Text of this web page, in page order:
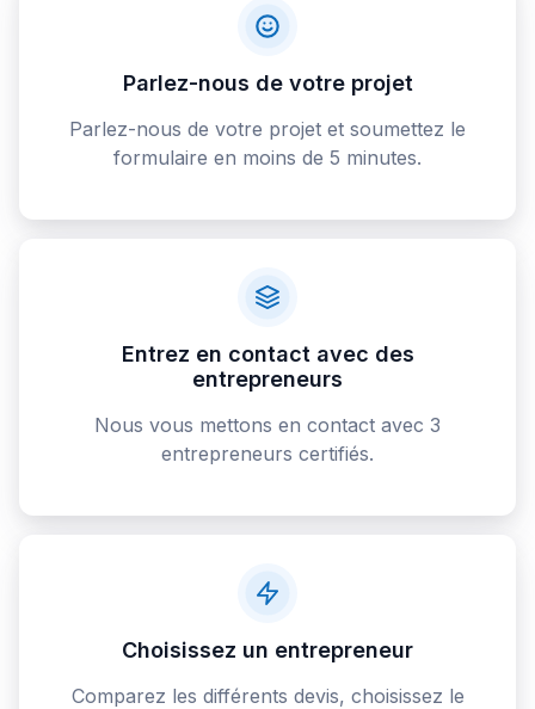
Parlez-nous de votre projet
Parlez-nous de votre projet et soumettez le
formulaire en moins de 5 minutes.
Entrez en contact avec des
entrepreneurs
Nous vous mettons en contact avec 3
entrepreneurs certifiés.
Choisissez un entrepreneur
Comparez les différents devis, choisissez le